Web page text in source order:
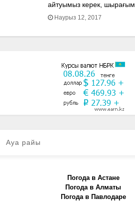
айтуымыз керек, шырағым
Наурыз 12, 2017
Ауа райы
Погода в Астане
Погода в Алматы
Погода в Павлодаре